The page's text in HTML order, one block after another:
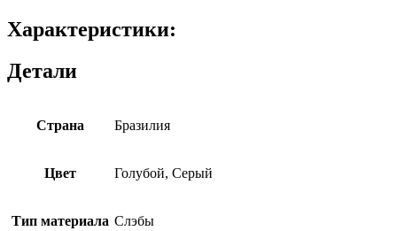
Характеристики:
Детали
Страна Бразилия
Цвет Голубой, Серый
Тип материала Слэбы